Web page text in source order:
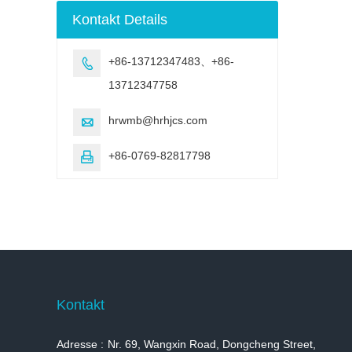
Bewitterung
Testmaschine
Kontakt Details

+86-13712347483、+86-
13712347758
 hrwmb@hrhjcs.com
 +86-0769-82817798
Kontakt
Adresse : Nr. 69, Wangxin Road, Dongcheng Street,